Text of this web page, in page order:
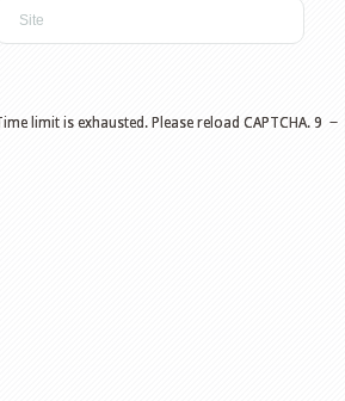
limit is exhausted. Please reload CAPTCHA. 9 −